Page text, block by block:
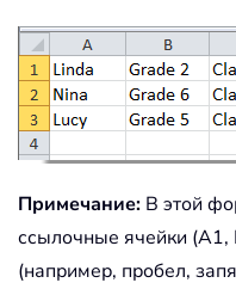
Примечание: В этой
ссылочные ячейки (A1,
(например, пробел,